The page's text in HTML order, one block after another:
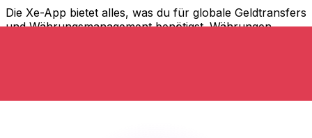
Die Xe-App bietet alles, was du für globale Geldtransfers
und Währungsmanagement benötigst. Währungen